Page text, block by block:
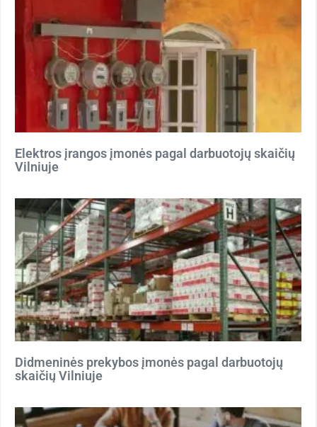
Elektros įrangos įmonės pagal darbuotojų skaičių
Vilniuje
Didmeninės prekybos įmonės pagal darbuotojų
skaičių Vilniuje